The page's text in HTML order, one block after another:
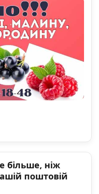
більше, ніж
поштовій